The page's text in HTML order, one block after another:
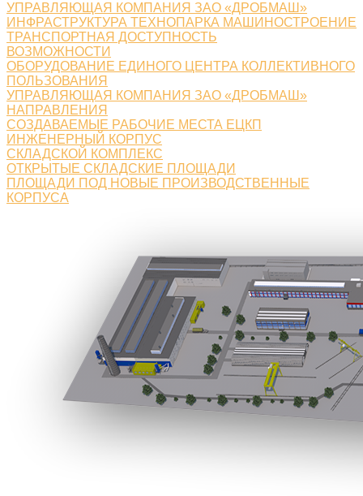
УПРАВЛЯЮЩАЯ КОМПАНИЯ ЗАО «ДРОБМАШ»
ИНФРАСТРУКТУРА ТЕХНОПАРКА МАШИНОСТРОЕНИЕ
ТРАНСПОРТНАЯ ДОСТУПНОСТЬ
ВОЗМОЖНОСТИ
ОБОРУДОВАНИЕ ЕДИНОГО ЦЕНТРА КОЛЛЕКТИВНОГО
ПОЛЬЗОВАНИЯ
УПРАВЛЯЮЩАЯ КОМПАНИЯ ЗАО «ДРОБМАШ»
НАПРАВЛЕНИЯ
СОЗДАВАЕМЫЕ РАБОЧИЕ МЕСТА ЕЦКП
ИНЖЕНЕРНЫЙ КОРПУС
СКЛАДСКОЙ КОМПЛЕКС
ОТКРЫТЫЕ СКЛАДСКИЕ ПЛОЩАДИ
ПЛОЩАДИ ПОД НОВЫЕ ПРОИЗВОДСТВЕННЫЕ
КОРПУСА